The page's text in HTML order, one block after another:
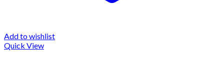
Add to wishlist
Quick View